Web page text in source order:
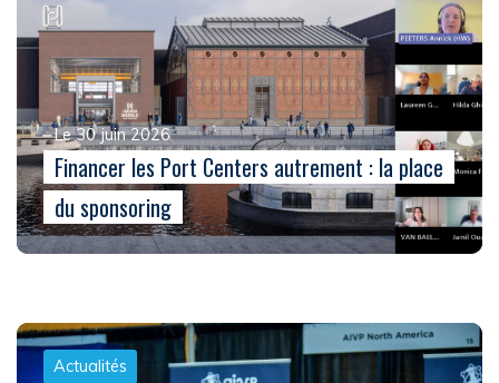
Le 30 juin 2026
Financer les Port Centers autrement : la place
du sponsoring
Actualités